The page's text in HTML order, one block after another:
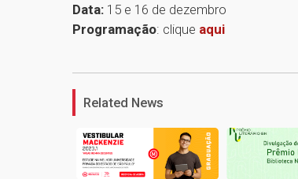
Data: 15 e 16 de dezembro
Programação: clique aqui
Related News